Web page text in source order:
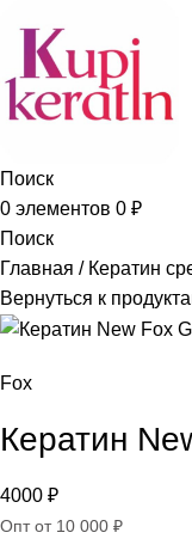
Поиск
0 элементов 0 ₽
Поиск
Главная
Кератин
Вернуться к
Fox
Кератин
4000 ₽
Опт от 10 000 ₽